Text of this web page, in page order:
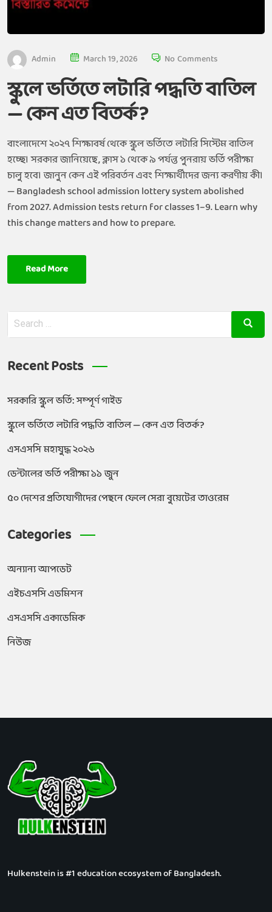
Admin March 19, 2026 No Comments
স্কুলে ভর্তিতে লটারি পদ্ধতি বাতিল
— কেন এত বিতর্ক?
বাংলাদেশে ২০২৭ শিক্ষাবর্ষ থেকে স্কুল ভর্তিতে লটারি সিস্টেম বাতিল
হচ্ছে। সরকার জানিয়েছে, ক্লাস ১ থেকে ৯ পর্যন্ত পুনরায় ভর্তি পরীক্ষা
চালু হবে। জানুন কেন এই পরিবর্তন এবং শিক্ষার্থীদের জন্য করণীয় কী।
— Bangladesh school admission lottery system abolished
from 2027. Admission tests return for classes 1–9. Learn why
this change matters and how to prepare.
Read More
Recent Posts
সরকারি স্কুল ভর্তি: সম্পূর্ণ গাইড
স্কুলে ভর্তিতে লটারি পদ্ধতি বাতিল — কেন এত বিতর্ক?
এসএসসি মহাযুদ্ধ ২০২৬
ডেন্টালের ভর্তি পরীক্ষা ১১ জুন
৫০ দেশের প্রতিযোগীদের পেছনে ফেলে সেরা বুয়েটের তাওরেম
Categories
অন্যান্য আপডেট
এইচএসসি এডমিশন
এসএসসি একাডেমিক
নিউজ
Hulkenstein is #1 education ecosystem of Bangladesh.